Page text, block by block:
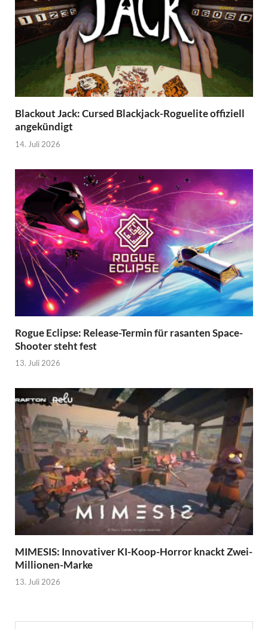
Blackout Jack: Cursed Blackjack-Roguelite offiziell
angekündigt
14. Juli 2026
Rogue Eclipse: Release-Termin für rasanten Space-
Shooter steht fest
13. Juli 2026
MIMESIS: Innovativer KI-Koop-Horror knackt Zwei-
Millionen-Marke
13. Juli 2026